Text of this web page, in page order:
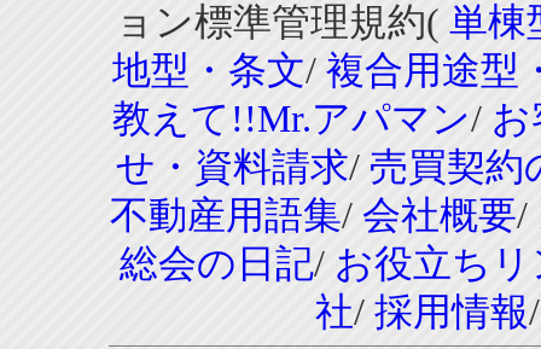
ョン標準管理規約( 単棟
地型・条文/ 複合用途型
教えて!!Mr.アパマン/ お
せ・資料請求/ 売買契約
不動産用語集/ 会社概要/
総会の日記/ お役立ち
社/ 採用情報